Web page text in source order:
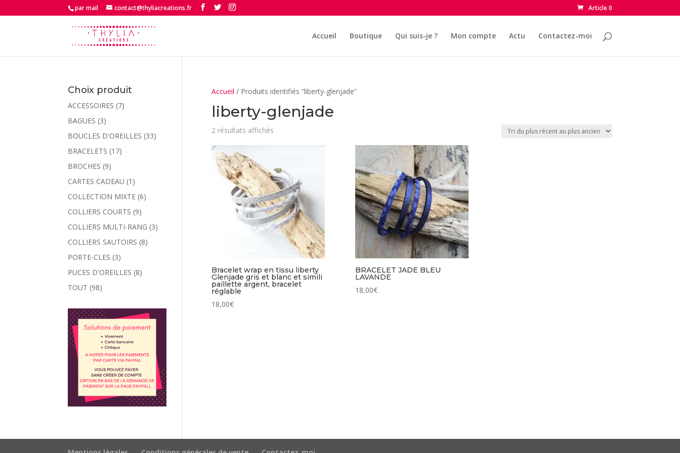
par mail contact@thyliacreations.fr Article 0
Accueil Boutique Qui suis-je ? Mon compte Actu Contactez-moi
Accueil / Produits identifiés “liberty-glenjade”
liberty-glenjade
2 résultats affichésTrié
au
plus
ancien
Bracelet wrap en tissu liberty
Glenjade gris et blanc et simili
paillette argent, bracelet
réglable
18,00€
BRACELET JADE BLEU
LAVANDE
18,00€
Choix produit
ACCESSOIRES (7)
BAGUES (3)
BOUCLES D'OREILLES (33)
BRACELETS (17)
BROCHES (9)
CARTES CADEAU (1)
COLLECTION MIXTE (6)
COLLIERS COURTS (9)
COLLIERS MULTI-RANG (3)
COLLIERS SAUTOIRS (8)
PORTE-CLES (3)
PUCES D'OREILLES (8)
TOUT (98)